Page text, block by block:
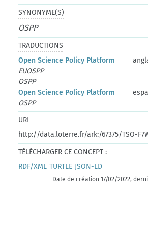
SYNONYME(S)
OSPP
TRADUCTIONS
Open Science Policy Platform
EUOSPP
OSPP
Open Science Policy Platform
OSPP
URI
http://data.loterre.fr/ark:/67375/TSO-
TÉLÉCHARGER CE CONCEPT :
RDF/XML TURTLE JSON-LD
Date de création 17/02/2022,